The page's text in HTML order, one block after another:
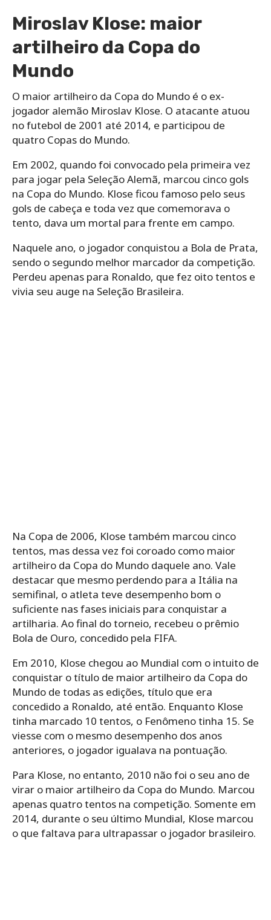
Miroslav Klose: maior
artilheiro da Copa do
Mundo
O maior artilheiro da Copa do Mundo é o ex-
jogador alemão Miroslav Klose. O atacante atuou
no futebol de 2001 até 2014, e participou de
quatro Copas do Mundo.
Em 2002, quando foi convocado pela primeira vez
para jogar pela Seleção Alemã, marcou cinco gols
na Copa do Mundo. Klose ficou famoso pelo seus
gols de cabeça e toda vez que comemorava o
tento, dava um mortal para frente em campo.
Naquele ano, o jogador conquistou a Bola de Prata,
sendo o segundo melhor marcador da competição.
Perdeu apenas para Ronaldo, que fez oito tentos e
vivia seu auge na Seleção Brasileira.
Na Copa de 2006, Klose também marcou cinco
tentos, mas dessa vez foi coroado como maior
artilheiro da Copa do Mundo daquele ano. Vale
destacar que mesmo perdendo para a Itália na
semifinal, o atleta teve desempenho bom o
suficiente nas fases iniciais para conquistar a
artilharia. Ao final do torneio, recebeu o prêmio
Bola de Ouro, concedido pela FIFA.
Em 2010, Klose chegou ao Mundial com o intuito de
conquistar o título de maior artilheiro da Copa do
Mundo de todas as edições, título que era
concedido a Ronaldo, até então. Enquanto Klose
tinha marcado 10 tentos, o Fenômeno tinha 15. Se
viesse com o mesmo desempenho dos anos
anteriores, o jogador igualava na pontuação.
Para Klose, no entanto, 2010 não foi o seu ano de
virar o maior artilheiro da Copa do Mundo. Marcou
apenas quatro tentos na competição. Somente em
2014, durante o seu último Mundial, Klose marcou
o que faltava para ultrapassar o jogador brasileiro.